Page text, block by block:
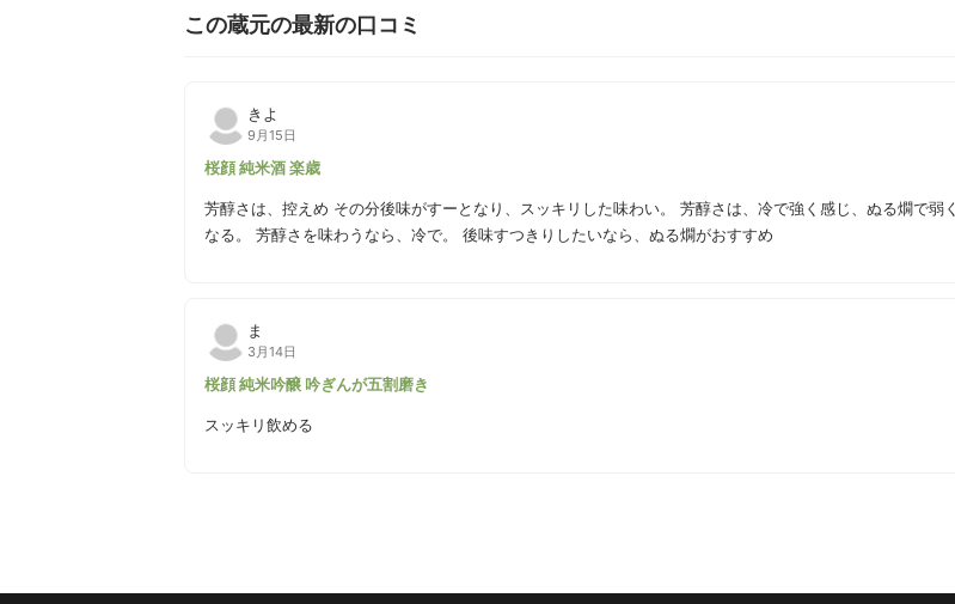
この蔵元の最新の口コミ
きよ
9月15日
桜顔 純米酒 楽歳
芳醇さは、控えめ その分後味がすーとなり、スッキリした味わい。 芳醇さは、冷で強く感じ、ぬる燗で弱く
なる。 芳醇さを味わうなら、冷で。 後味すつきりしたいなら、ぬる燗がおすすめ
ま
3月14日
桜顔 純米吟醸 吟ぎんが五割磨き
スッキリ飲める